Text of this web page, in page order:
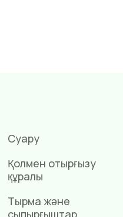
Суару
Қолмен отырғызу
құралы
Тырма және
сыпырғыштар